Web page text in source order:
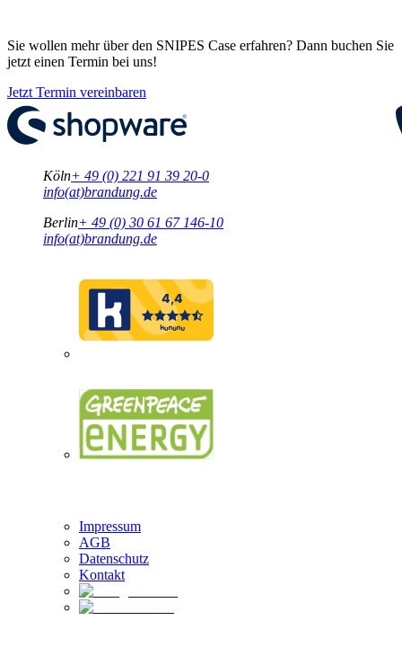
Sie wollen mehr über den SNIPES Case erfahren? Dann buchen Sie
jetzt einen Termin bei uns!
Jetzt Termin vereinbaren
Köln+ 49 (0) 221 91 39 20-0
info(at)brandung.de
Berlin+ 49 (0) 30 61 67 146-10
info(at)brandung.de
Impressum
AGB
Datenschutz
Kontakt